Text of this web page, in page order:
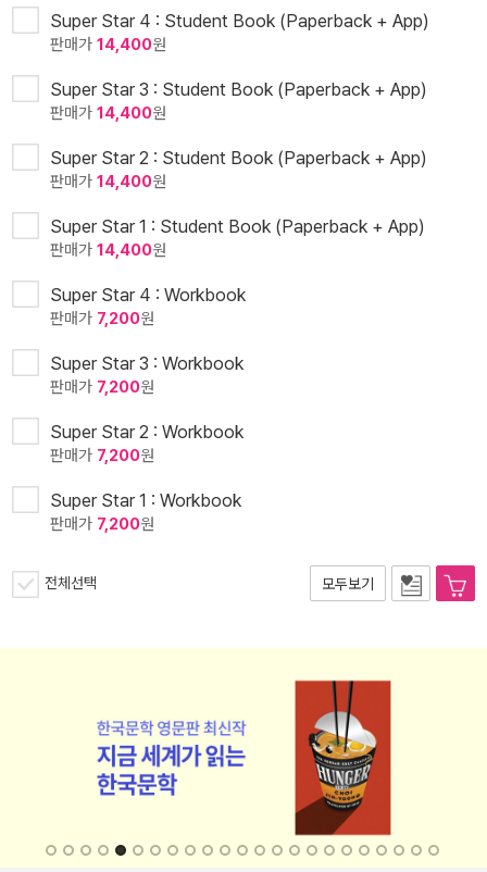
Super Star 4 : Student Book (Paperback + App)
판매가 14,400원
Super Star 3 : Student Book (Paperback + App)
판매가 14,400원
Super Star 2 : Student Book (Paperback + App)
판매가 14,400원
Super Star 1 : Student Book (Paperback + App)
판매가 14,400원
Super Star 4 : Workbook
판매가 7,200원
Super Star 3 : Workbook
판매가 7,200원
Super Star 2 : Workbook
판매가 7,200원
Super Star 1 : Workbook
판매가 7,200원
전체선택 모두보기